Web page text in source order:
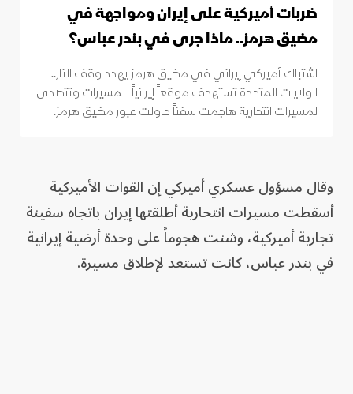
ضربات أميركية على إيران ومواجهة في
مضيق هرمز.. ماذا جرى في بندر عباس؟
اشتباك أميركي إيراني في مضيق هرمز يهدد وقف النار..
الولايات المتحدة تستهدف موقعاً إيرانياً للمسيرات وتتصدى
لمسيرات انتحارية هاجمت سفناً حاولت عبور مضيق هرمز.
وقال مسؤول عسكري أميركي إن القوات الأميركية
أسقطت مسيرات انتحارية أطلقتها إيران باتجاه سفينة
تجارية أميركية، وشنت هجوماً على وحدة أرضية إيرانية
في بندر عباس، كانت تستعد لإطلاق مسيرة.